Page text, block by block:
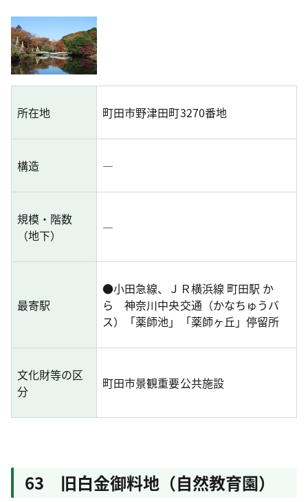
所在地 町田市野津田町3270番地
構造 ―
規模・階数
（地下）
―
最寄駅
●小田急線、ＪＲ横浜線 町田駅 か
ら 神奈川中央交通（かなちゅうバ
ス）「薬師池」「薬師ヶ丘」停留所
文化財等の区
分
町田市景観重要公共施設
63 旧白金御料地（自然教育園）